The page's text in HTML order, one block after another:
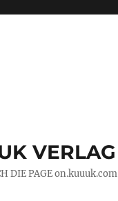
DIE PAGE on.kuuuk.com